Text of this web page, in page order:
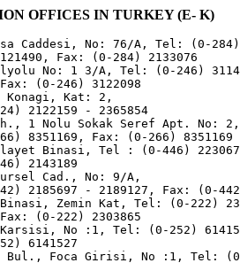
OFFICES IN TURKEY (E- K)
Caddesi, No: 76/A, Tel: (0-284)
Fax: (0-284) 2133076
No: 1 3/A, Tel: (0-246)
(0-246) 3122098
Kat: 2,
2122159 - 2365854
1 Nolu Sokak Seref Apt. No: 2,
8351169, Fax: (0-266) 8351169
Binasi, Tel : (0-446)
2143189
Cad., No: 9/A,
2185697 - 2189127, Fax: (0-
Zemin Kat, Tel: (0-222)
(0-222) 2303865
No :1, Tel: (0-252)
6141527
Foca Girisi, No :1, Tel: (0-